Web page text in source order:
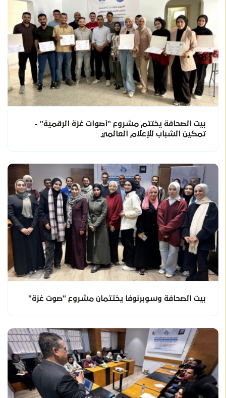
بيت الصحافة يختتم مشروع "أصوات غزة الرقمية" -
تمكين الشباب للإعلام العالمي
بيت الصحافة وسوبرنوفا يختتمان مشروع "صوت غزة"